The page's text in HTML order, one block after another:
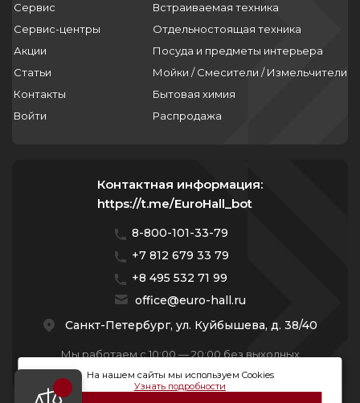
Сервис
Сервис-центры
Акции
Статьи
Контакты
Войти
Встраиваемая техника
Отдельностоящая техника
Посуда и предметы интерьера
Мойки / Смесители / Измельчители
Бытовая химия
Распродажа
Контактная информация:
https://t.me/EuroHall_bot
8-800-101-33-79
+7 812 679 33 79
+8 495 532 71 99
office@euro-hall.ru
Санкт-Петербург, ул. Куйбышева, д. 38/40
Мы работаем с 10:00 — 20:00 без выходных
На нашем сайты мы используем Cookies
Узнать подробности